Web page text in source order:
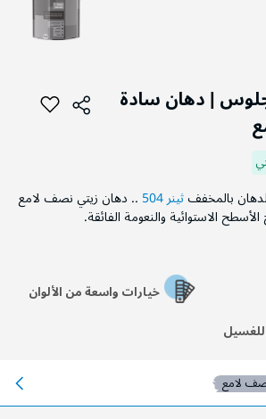
| دهان سادة
بالمخففثينر 504 .. دهان زيتي نصف لامع
الاستوائية والنعومة الفائقة.
خيارات واسعة من الألوان
لامع